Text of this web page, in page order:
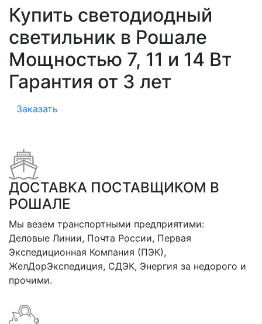
Купить светодиодный
светильник в Рошале
Мощностью 7, 11 и 14 Вт
Гарантия от 3 лет
Заказать
ДОСТАВКА ПОСТАВЩИКОМ В
РОШАЛЕ
Мы везем транспортными предприятими:
Деловые Линии, Почта России, Первая
Экспедиционная Компания (ПЭК),
ЖелДорЭкспедиция, СДЭК, Энергия за недорого и
прочими.